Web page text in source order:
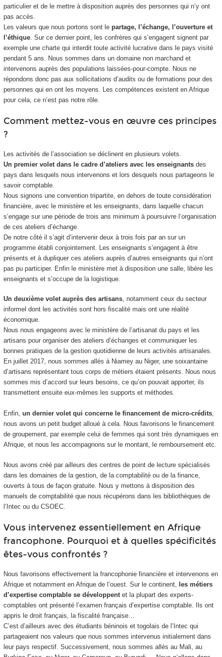
particulier et de le mettre à disposition auprès des personnes qui n’y ont
pas accès.
Les valeurs que nous portons sont le partage, l’échange, l’ouverture et
l’éthique. Sur ce dernier point, les confrères qui s’engagent signent par
exemple une charte qui interdit toute activité lucrative dans le pays visité
pendant 5 ans. Nous sommes dans un domaine non marchand et
intervenons auprès des populations laissées-pour-compte. Nous ne
répondons donc pas aux sollicitations d’audits ou de formations pour des
personnes qui en ont les moyens. Les compétences existent en Afrique
pour cela, ce n’est pas notre rôle.
Comment mettez-vous en œuvre ces principes
?
Les activités de l’association se déclinent en plusieurs volets.
Un premier volet dans le cadre d’ateliers avec les enseignantsdes
pays dans lesquels nous intervenons et lors desquels nous partageons le
savoir comptable.
Nous signons une convention tripartite, en dehors de toute considération
financière, avec le ministère et les enseignants, dans laquelle chacun
s’engage sur une période de trois ans minimum à poursuivre l’organisation
de ces ateliers d’échange.
De notre côté il s’agit d’intervenir deux à trois fois par an sur un
programme établi conjointement. Les enseignants s’engagent à être
présents et à dupliquer ces ateliers auprès d’autres enseignants qui n’ont
pas pu participer. Enfin le ministère met à disposition une salle, libère les
enseignants et s’occupe de la logistique.
Un deuxième volet auprès des artisans, notamment ceux du secteur
informel dont les activités sont hors fiscalité mais ont une réalité
économique.
Nous nous engageons avec le ministère de l’artisanat du pays et les
artisans pour organiser des ateliers d’échanges et communiquer les
bonnes pratiques de la gestion quotidienne de leurs activités artisanales.
En juillet 2017, nous sommes allés à Niamey au Niger, une soixantaine
d’artisans représentant tous corps de métiers étaient présents. Nous nous
sommes mis d’accord sur leurs besoins, ce qu’on pouvait apporter, ils
transmettent ensuite eux-mêmes les supports et méthodes.
Enfin, un dernier volet qui concerne le financement de micro-crédits,
nous avons un petit budget alloué à cela. Nous favorisons le financement
de groupement, par exemple celui de femmes qui sont très dynamiques en
Afrique, et nous les accompagnons sur le montant, le remboursement etc.
Nous avons créé par ailleurs des centres de point de lecture spécialisés
dans les domaines de la gestion, de la comptabilité ou de la finance,
ouverts à tous de façon gratuite. Nous y mettons à disposition des
manuels de comptabilité que nous récupérons dans les bibliothèques de
l’Intec ou du CSOEC.
Vous intervenez essentiellement en Afrique
francophone. Pourquoi et à quelles spécificités
êtes-vous confrontés ?
Nous favorisons effectivement la francophonie financière et intervenons en
Afrique et notamment en Afrique de l’ouest. Sur le continent, les métiers
d’expertise comptable se développentet la plupart des experts-
comptables ont présenté l’examen français d’expertise comptable. Ils ont
appris le droit français, la fiscalité française…
C’est d’ailleurs avec des étudiants béninois et togolais de l’Intec qui
partageaient nos valeurs que nous sommes intervenus initialement dans
leur pays respectif. Successivement, nous sommes allés au Mali, au